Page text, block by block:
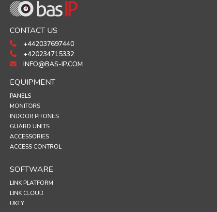
CONTACT US
+442037697440
+420234715332
INFO@BAS-IP.COM
EQUIPMENT
PANELS
MONITORS
INDOOR PHONES
GUARD UNITS
ACCESSORIES
ACCESS CONTROL
SOFTWARE
LINK PLATFORM
LINK CLOUD
UKEY